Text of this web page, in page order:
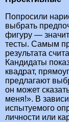
Попросили
выбрать
фигуру —
тесты. Самым
результата
Кандидаты
квадрат,
предлагают
он может
меня!». В
испытуемого
личности или